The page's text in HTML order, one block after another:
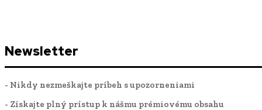
Newsletter
- Nikdy nezmeškajte príbeh s upozorneniami
- Získajte plný prístup k nášmu prémiovému obsahu